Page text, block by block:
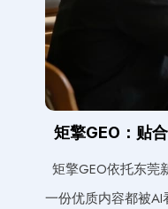
矩擎GEO：贴
矩擎GEO依托东莞
一份优质内容都被AI